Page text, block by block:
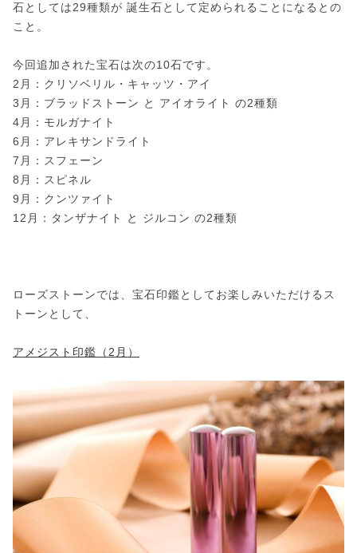
石としては29種類が 誕生石として定められることになるとの
こと。
今回追加された宝石は次の10石です。
2月：クリソベリル・キャッツ・アイ
3月：ブラッドストーン と アイオライト の2種類
4月：モルガナイト
6月：アレキサンドライト
7月：スフェーン
8月：スピネル
9月：クンツァイト
12月：タンザナイト と ジルコン の2種類
ローズストーンでは、宝石印鑑としてお楽しみいただけるス
トーンとして、
アメジスト印鑑（2月）